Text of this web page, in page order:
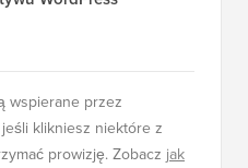
wspierane przez
klikniesz niektóre z
prowizję. Zobacz jak